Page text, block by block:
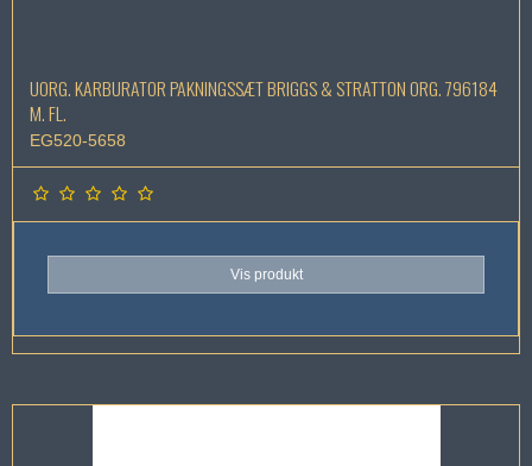
UORG. KARBURATOR PAKNINGSSÆT BRIGGS & STRATTON ORG. 796184
M. FL.
EG520-5658
Vis produkt